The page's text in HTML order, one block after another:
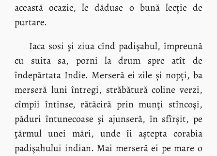
această ocazie, le dăduse o bună lecție de
purtare.
Iaca sosi şi ziua cînd padişahul, împreună
cu suita sa, porni la drum spre atît de
îndepărtata Indie. Merseră ei zile și nopți, ba
merseră luni întregi, străbătură coline verzi,
cîmpii întinse, rătăciră prin munţi stîncoşi,
păduri întunecoase și ajunseră, în sfîrșit, pe
ţărmul unei mări, unde îi aștepta corabia
padişahului indian. Mai merseră ei pe mare o